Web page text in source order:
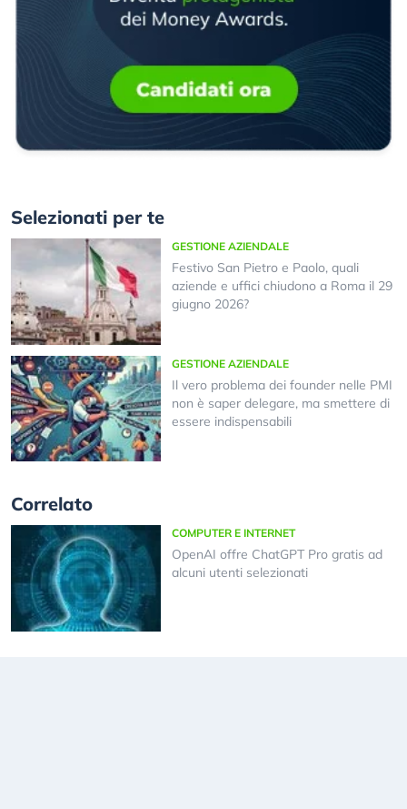
Selezionati per te
GESTIONE AZIENDALE
Festivo San Pietro e Paolo, quali
aziende e uffici chiudono a Roma il 29
giugno 2026?
GESTIONE AZIENDALE
Il vero problema dei founder nelle PMI
non è saper delegare, ma smettere di
essere indispensabili
Correlato
COMPUTER E INTERNET
OpenAI offre ChatGPT Pro gratis ad
alcuni utenti selezionati